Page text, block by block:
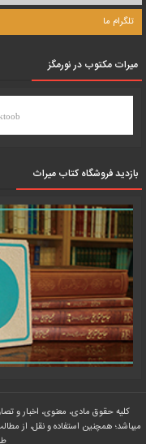
تلگرام ما
میرات مکتوب در نورمگز
بازدید فروشگاه کتاب میراث
کلیه حقوق مادی، معنوی، اخبار و